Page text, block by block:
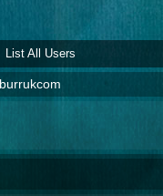
List All Users
burrukcom